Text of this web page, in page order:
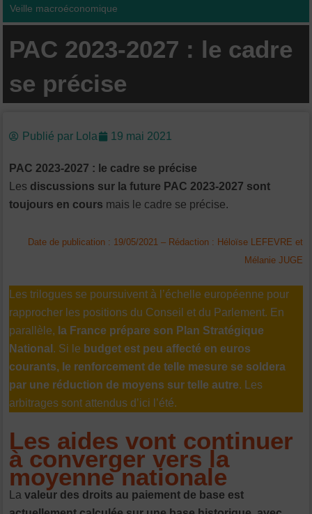
Veille macroéconomique
PAC 2023-2027 : le cadre
se précise
Publié par Lola 19 mai 2021
PAC 2023-2027 : le cadre se précise
Les discussions sur la future PAC 2023-2027 sont
toujours en cours mais le cadre se précise.
Date de publication : 19/05/2021 – Rédaction : Héloïse LEFEVRE et
Mélanie JUGE
Les trilogues se poursuivent à l’échelle européenne pour
rapprocher les positions du Conseil et du Parlement. En
parallèle, la France prépare son Plan Stratégique
National . Si le budget est peu affecté en euros
courants, le renforcement de telle mesure se soldera
par une réduction de moyens sur telle autre. Les
arbitrages sont attendus d’ici l’été.
Les aides vont continuer
à converger vers la
moyenne nationale
Lavaleur des droits au paiement de base est